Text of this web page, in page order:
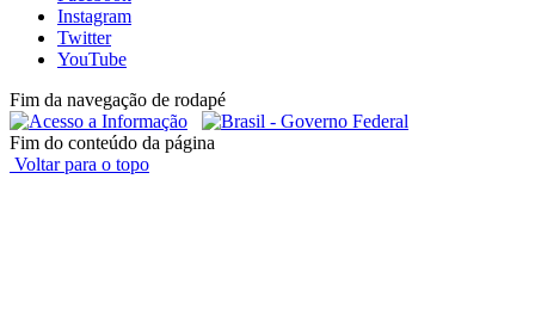
Instagram
Twitter
YouTube
Fim da navegação de rodapé
Fim do conteúdo da página
Voltar para o topo